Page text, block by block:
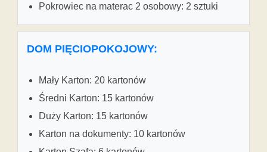
Pokrowiec na materac 2 osobowy: 2 sztuki
DOM PIĘCIOPOKOJOWY:
Mały Karton: 20 kartonów
Średni Karton: 15 kartonów
Duży Karton: 15 kartonów
Karton na dokumenty: 10 kartonów